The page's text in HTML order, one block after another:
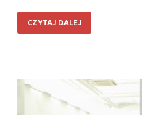
CZYTAJ DALEJ